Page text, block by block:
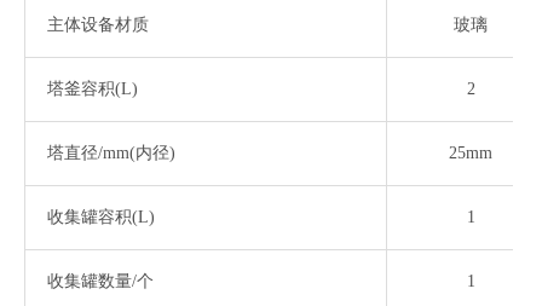
主体设备材质 玻璃
塔釜容积(L) 2
塔直径/mm(内径) 25mm
收集罐容积(L) 1
收集罐数量/个 1